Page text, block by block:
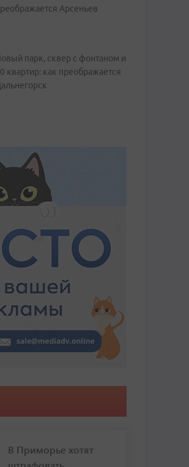
Арсеньев
парк, сквер с фонтаном и
квартир: как преображается
В Приморье хотят